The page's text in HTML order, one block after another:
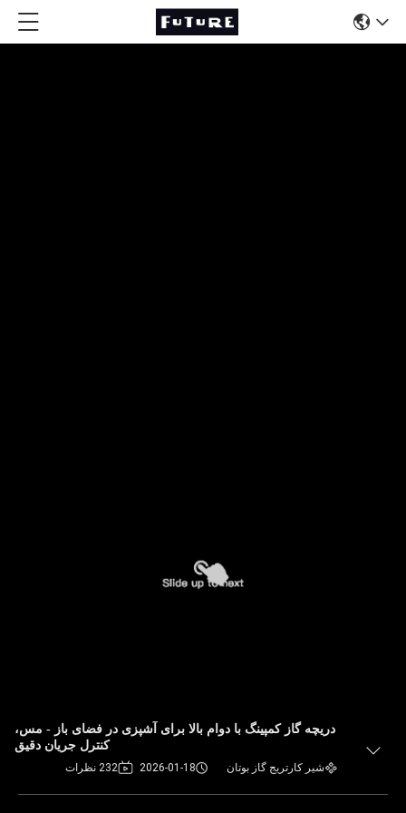
دریچه گاز کمپینگ با دوام بالا برای آشپزی در فضای باز - مس،
کنترل جریان دقیق
شیر کارتریج گاز بوتان 2026-01-18 232 نظرات